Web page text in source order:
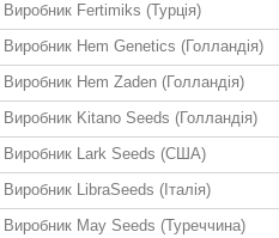
Виробник Fertimiks (Турція)
Виробник Hem Genetics (Голландія)
Виробник Hem Zaden (Голландія)
Виробник Kitano Seeds (Голландія)
Виробник Lark Seeds (США)
Виробник LibraSeeds (Італія)
Виробник May Seeds (Туреччина)